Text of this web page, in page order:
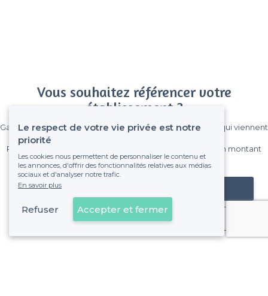
Vous souhaitez référencer votre
établissement ?
Gagnez de nombreux clients parmi le million de visiteurs qui viennent
Pas de commissions et sans engagement, vous payez un montant
fixe sans risque de voir déraper la facture.
Référencer mon établissement
Déjà client
Le respect de votre vie privée est notre
priorité
Les cookies nous permettent de personnaliser le contenu et
les annonces, d'offrir des fonctionnalités relatives aux médias
sociaux et d'analyser notre trafic.
En savoir plus
Refuser Accepter et fermer